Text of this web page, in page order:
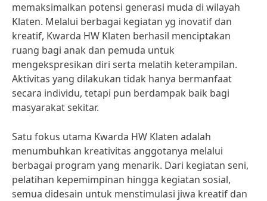
memaksimalkan potensi generasi muda di wilayah
Klaten. Melalui berbagai kegiatan yg inovatif dan
kreatif, Kwarda HW Klaten berhasil menciptakan
ruang bagi anak dan pemuda untuk
mengekspresikan diri serta melatih keterampilan.
Aktivitas yang dilakukan tidak hanya bermanfaat
secara individu, tetapi pun berdampak baik bagi
masyarakat sekitar.
Satu fokus utama Kwarda HW Klaten adalah
menumbuhkan kreativitas anggotanya melalui
berbagai program yang menarik. Dari kegiatan seni,
pelatihan kepemimpinan hingga kegiatan sosial,
semua didesain untuk menstimulasi jiwa kreatif dan